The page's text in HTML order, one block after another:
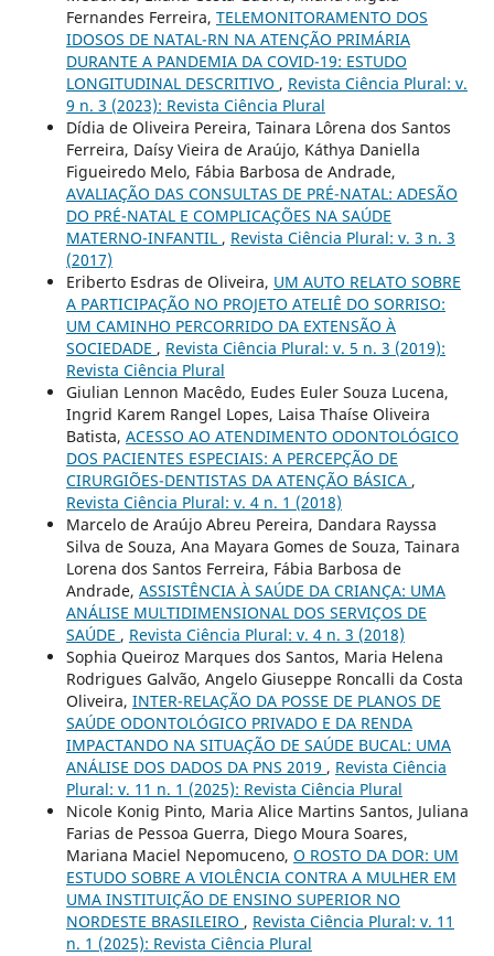
Fernandes Ferreira, TELEMONITORAMENTO DOS
IDOSOS DE NATAL-RN NA ATENÇÃO PRIMÁRIA
DURANTE A PANDEMIA DA COVID-19: ESTUDO
LONGITUDINAL DESCRITIVO , Revista Ciência Plural: v.
9 n. 3 (2023): Revista Ciência Plural
Dídia de Oliveira Pereira, Tainara Lôrena dos Santos
Ferreira, Daísy Vieira de Araújo, Káthya Daniella
Figueiredo Melo, Fábia Barbosa de Andrade,
AVALIAÇÃO DAS CONSULTAS DE PRÉ-NATAL: ADESÃO
DO PRÉ-NATAL E COMPLICAÇÕES NA SAÚDE
MATERNO-INFANTIL , Revista Ciência Plural: v. 3 n. 3
(2017)
Eriberto Esdras de Oliveira, UM AUTO RELATO SOBRE
A PARTICIPAÇÃO NO PROJETO ATELIÊ DO SORRISO:
UM CAMINHO PERCORRIDO DA EXTENSÃO À
SOCIEDADE , Revista Ciência Plural: v. 5 n. 3 (2019):
Revista Ciência Plural
Giulian Lennon Macêdo, Eudes Euler Souza Lucena,
Ingrid Karem Rangel Lopes, Laisa Thaíse Oliveira
Batista, ACESSO AO ATENDIMENTO ODONTOLÓGICO
DOS PACIENTES ESPECIAIS: A PERCEPÇÃO DE
CIRURGIÕES-DENTISTAS DA ATENÇÃO BÁSICA ,
Revista Ciência Plural: v. 4 n. 1 (2018)
Marcelo de Araújo Abreu Pereira, Dandara Rayssa
Silva de Souza, Ana Mayara Gomes de Souza, Tainara
Lorena dos Santos Ferreira, Fábia Barbosa de
Andrade, ASSISTÊNCIA À SAÚDE DA CRIANÇA: UMA
ANÁLISE MULTIDIMENSIONAL DOS SERVIÇOS DE
SAÚDE , Revista Ciência Plural: v. 4 n. 3 (2018)
Sophia Queiroz Marques dos Santos, Maria Helena
Rodrigues Galvão, Angelo Giuseppe Roncalli da Costa
Oliveira, INTER-RELAÇÃO DA POSSE DE PLANOS DE
SAÚDE ODONTOLÓGICO PRIVADO E DA RENDA
IMPACTANDO NA SITUAÇÃO DE SAÚDE BUCAL: UMA
ANÁLISE DOS DADOS DA PNS 2019 , Revista Ciência
Plural: v. 11 n. 1 (2025): Revista Ciência Plural
Nicole Konig Pinto, Maria Alice Martins Santos, Juliana
Farias de Pessoa Guerra, Diego Moura Soares,
Mariana Maciel Nepomuceno, O ROSTO DA DOR: UM
ESTUDO SOBRE A VIOLÊNCIA CONTRA A MULHER EM
UMA INSTITUIÇÃO DE ENSINO SUPERIOR NO
NORDESTE BRASILEIRO , Revista Ciência Plural: v. 11
n. 1 (2025): Revista Ciência Plural